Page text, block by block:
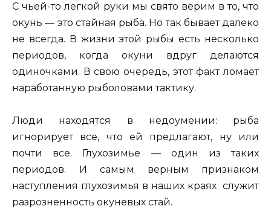
С чьей-то легкой руки мы свято верим в то, что
окунь — это стайная рыба. Но так бывает далеко
не всегда. В жизни этой рыбы есть несколько
периодов, когда окуни вдруг делаются
одиночками. В свою очередь, этот факт ломает
наработанную рыболовами тактику.
Люди находятся в недоумении: рыба
игнорирует все, что ей предлагают, ну или
почти все. Глухозимье — один из таких
периодов. И самым верным признаком
наступления глухозимья в наших краях служит
разрозненность окуневых стай.